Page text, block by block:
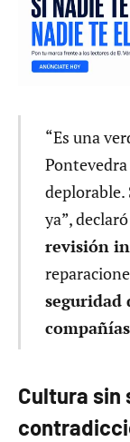
“Es una
deplorable.
ya”,
revisión
seguridad
Cultura sin